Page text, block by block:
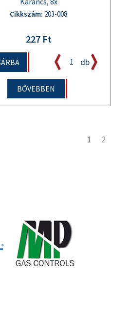
Cikkszám: 203-008
227 Ft
db
BŐVEBBEN
1 2